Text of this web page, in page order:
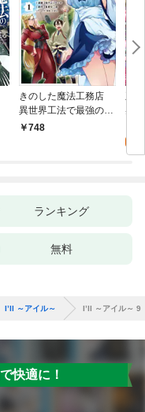
きのした魔法工務店
異世界工法で最強の家
づくりを（コミック）
748
兆
る
ランキング
無料
I’ll ～アイル～ I’ll ～アイル～ 9
快適に！